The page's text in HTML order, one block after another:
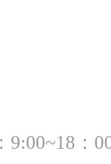
9:00~18：